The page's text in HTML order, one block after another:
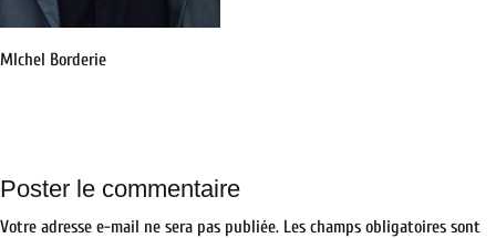
MIchel Borderie
Poster le commentaire
Votre adresse e-mail ne sera pas publiée. Les champs obligatoires sont